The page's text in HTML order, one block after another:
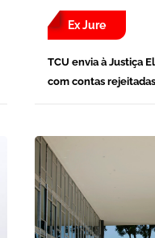
Ex Jure
TCU envia à Justiça
com contas rejeitadas